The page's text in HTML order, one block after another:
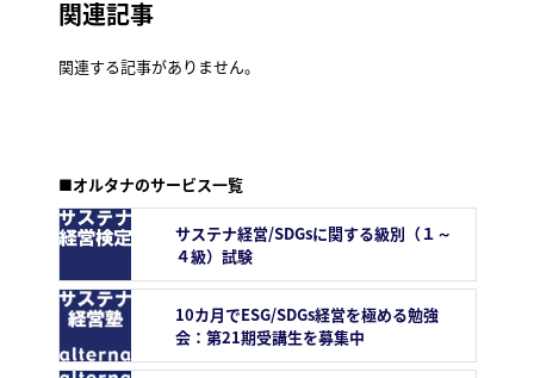
関連記事
関連する記事がありません。
■オルタナのサービス一覧
サステナ経営/SDGsに関する級別（１～
４級）試験
10カ月でESG/SDGs経営を極める勉強
会：第21期受講生を募集中